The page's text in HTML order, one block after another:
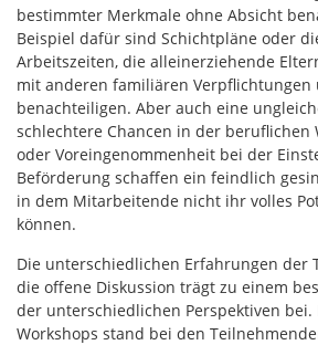
bestimmter Merkmale ohne Absicht
Beispiel dafür sind Schichtpläne oder
Arbeitszeiten, die alleinerziehende
mit anderen familiären
benachteiligen. Aber auch eine
schlechtere Chancen in der beruflichen
oder Voreingenommenheit bei der
Beförderung schaffen ein feindlich
in dem Mitarbeitende nicht ihr volles
können.
Die unterschiedlichen Erfahrungen der
die offene Diskussion trägt zu einem
der unterschiedlichen Perspektiven
Workshops stand bei den